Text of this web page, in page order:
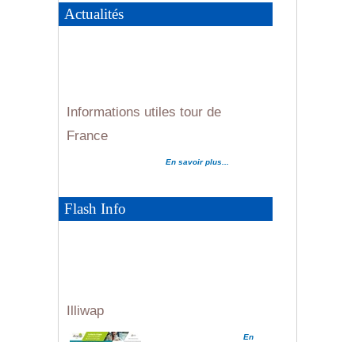
Actualités
En savoir plus...
Flash Info